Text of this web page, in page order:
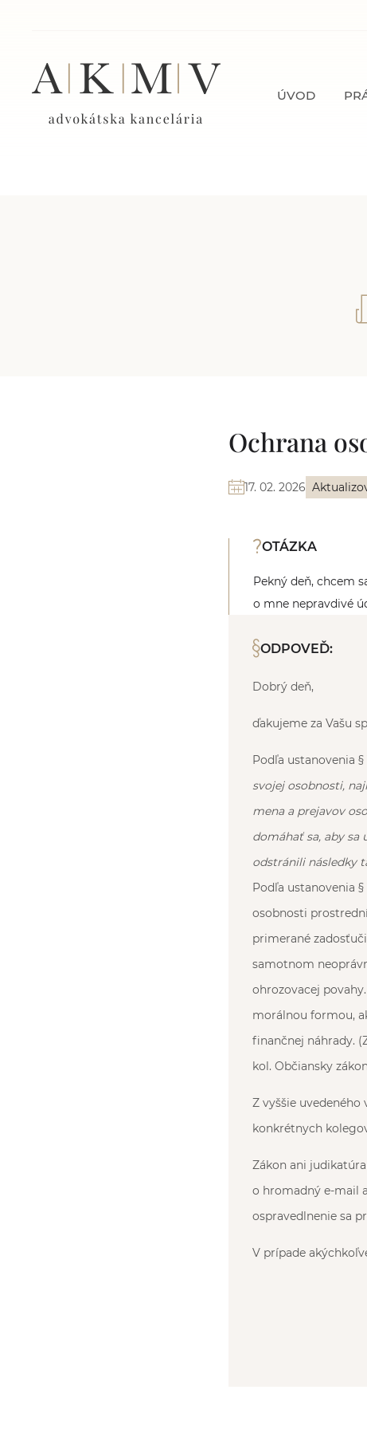
ÚVOD
Ochrana
17. 02. 2026
OTÁZKA
Pekný deň, chcem
o mne nepravdivé
ODPOVEĎ:
Dobrý deň,
ďakujeme za Vašu
Podľa ustanovenia §
svojej osobnosti,
mena a prejavov
domáhať sa, aby sa
odstránili následky
Podľa ustanovenia
osobnosti
primerané
samotnom
ohrozovacej
morálnou formou,
finančnej náhrady.
kol. Občiansky
Z vyššie uvedeného
konkrétnych
Zákon ani
o hromadný e-mail
ospravedlnenie sa
V prípade